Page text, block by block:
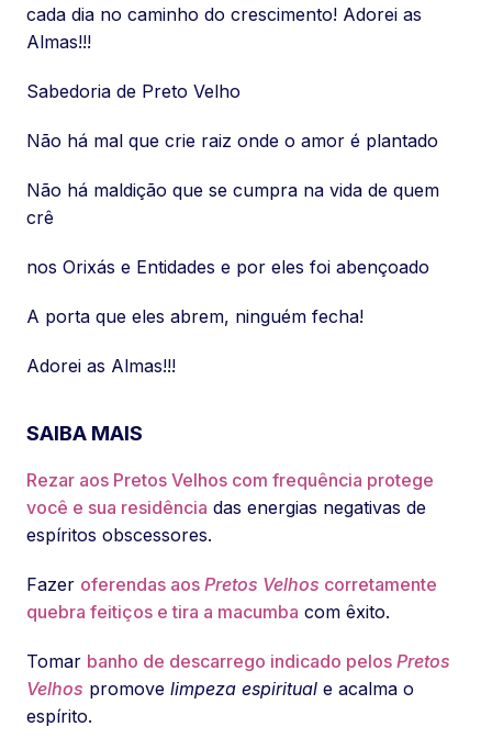
cada dia no caminho do crescimento! Adorei as
Almas!!!
Sabedoria de Preto Velho
Não há mal que crie raiz onde o amor é plantado
Não há maldição que se cumpra na vida de quem
crê
nos Orixás e Entidades e por eles foi abençoado
A porta que eles abrem, ninguém fecha!
Adorei as Almas!!!
SAIBA MAIS
Rezar aos Pretos Velhos com frequência protege
você e sua residência das energias negativas de
espíritos obscessores.
Fazer oferendas aos Pretos Velhos corretamente
quebra feitiços e tira a macumba com êxito.
Tomar banho de descarrego indicado pelos Pretos
Velhos promove limpeza espiritual e acalma o
espírito.